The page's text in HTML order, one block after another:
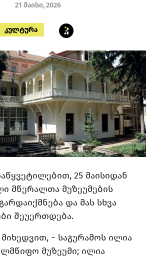
21 მაისი, 2026
კულტურა
25 მაისიდან
მწერალთა მუზეუმების
და მას სხვა
შეუერთდება.
− საგურამოს ილია
მუზეუმი; ილია